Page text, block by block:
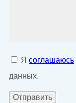
Я соглашаюсь
данных.